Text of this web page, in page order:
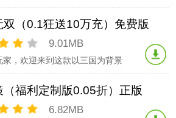
三国名将轻松收集，自由搭配，
阵容；再现百城十三州三国大地
戏也能国战，随时随地攻城略
，定鼎中原。
双（0.1狂送10万充）免费版
9.01MB
家，欢迎来到这款以三国为背景
操作轻松通关，开启自动挂机模
装备自动获取，无需繁琐操作。
强大的山海神兽助战和著名的
（福利定制版0.05折）正版
6.82MB